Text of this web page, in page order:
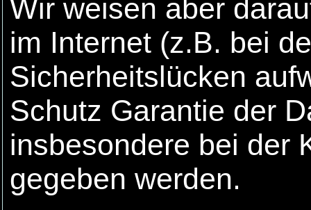
Wir weisen aber
im Internet (z.B. bei
Sicherheitslücken
Schutz Garantie der
insbesondere bei der
gegeben werden.